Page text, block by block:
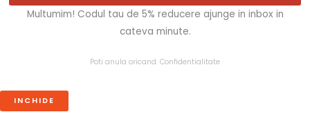
Multumim! Codul tau de 5% reducere ajunge in inbox in
cateva minute.
Poti anula oricand. Confidentialitate
INCHIDE